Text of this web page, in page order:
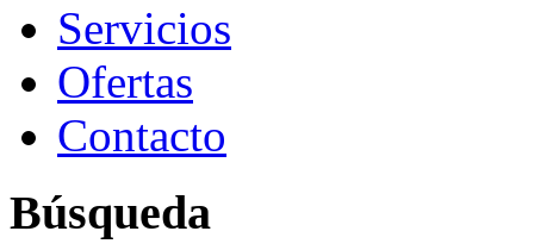
Servicios
Ofertas
Contacto
Búsqueda